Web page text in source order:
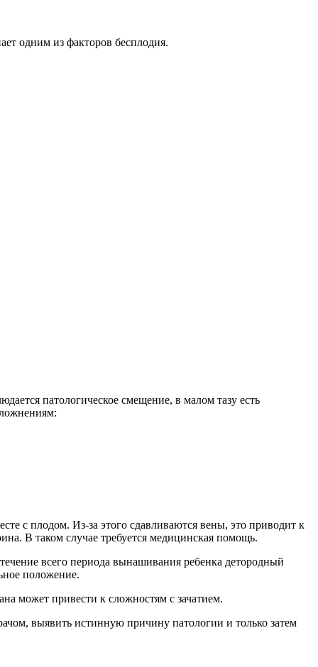
одним из факторов бесплодия.
патологическое смещение, в малом тазу есть
с плодом. Из-за этого сдавливаются вены, это приводит к
В таком случае требуется медицинская помощь.
всего периода вынашивания ребенка детородный
положение.
может привести к сложностям с зачатием.
выявить истинную причину патологии и только затем